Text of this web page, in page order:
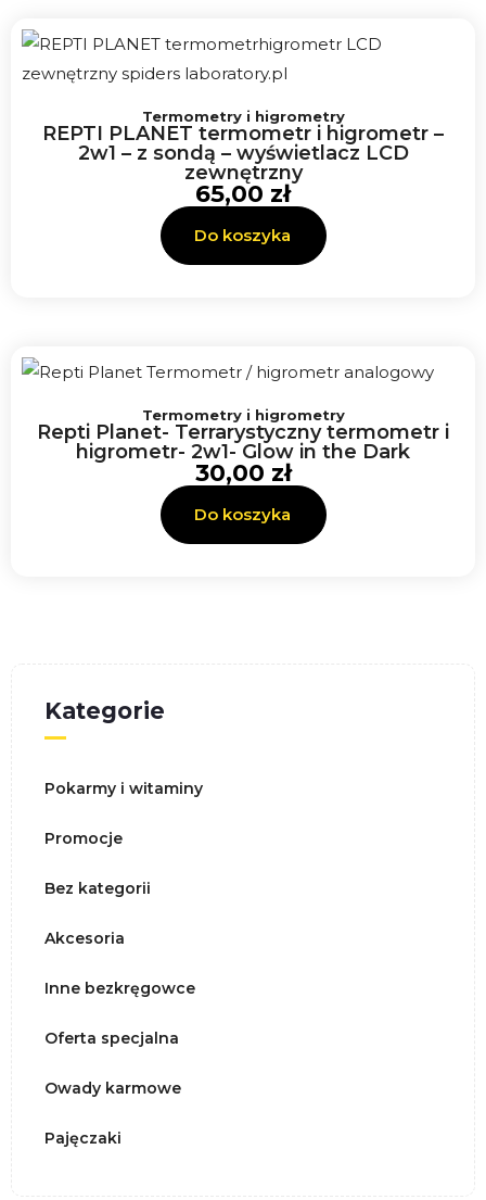
Kategorie
Pokarmy i witaminy
Promocje
Bez kategorii
Akcesoria
Inne bezkręgowce
Oferta specjalna
Owady karmowe
Pajęczaki
Termometry i higrometry
REPTI PLANET termometr i higrometr –
2w1 – z sondą – wyświetlacz LCD
zewnętrzny
65,00 zł
Do koszyka
Termometry i higrometry
Repti Planet- Terrarystyczny termometr i
higrometr- 2w1- Glow in the Dark
30,00 zł
Do koszyka